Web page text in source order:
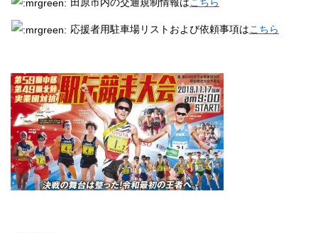
応援者用駐車場リストおよび依頼事項はこちら